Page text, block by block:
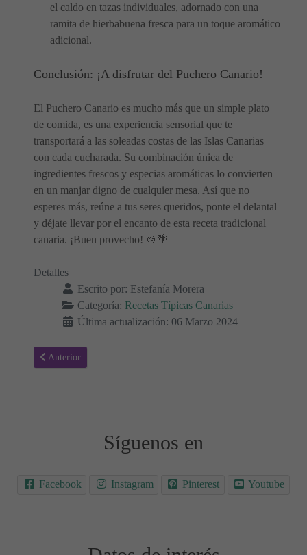
el caldo en tazas individuales, adornado con una
ramita de hierbabuena fresca para un toque aromático
adicional.
Conclusión: ¡A disfrutar del Puchero Canario!
El Puchero Canario es mucho más que un simple plato
de comida, es una experiencia sensorial que te
transportará a las soleadas costas de las Islas Canarias
con cada cucharada. Su combinación única de
ingredientes frescos y especias aromáticas lo convierten
en un manjar digno de cualquier mesa. Así que no
esperes más, reúne a tus seres queridos, ponte el delantal
y déjate llevar por el encanto de esta receta tradicional
canaria. ¡Buen provecho! 🍲🌴
Detalles
Escrito por: Estefanía Morera
Categoría: Recetas Típicas Canarias
Última actualización: 06 Marzo 2024
Artículo anterior: Rancho Canario; Receta Paso a Paso 🤤
Anterior
Síguenos en
Facebook Instagram Pinterest Youtube